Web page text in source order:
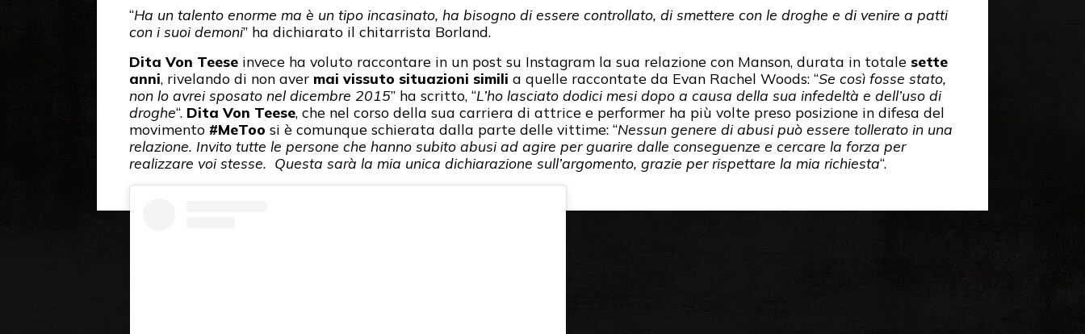
“Ha un talento enorme ma è un tipo incasinato, ha bisogno di essere controllato, di smettere con le droghe e di venire a patti
con i suoi demoni” ha dichiarato il chitarrista Borland.
Dita Von Teese invece ha voluto raccontare in un post su Instagram la sua relazione con Manson, durata in totale sette
anni, rivelando di non aver mai vissuto situazioni simili a quelle raccontate da Evan Rachel Woods: “Se così fosse stato,
non lo avrei sposato nel dicembre 2015” ha scritto, “L’ho lasciato dodici mesi dopo a causa della sua infedeltà e dell’uso di
droghe“. Dita Von Teese, che nel corso della sua carriera di attrice e performer ha più volte preso posizione in difesa del
movimento #MeToo si è comunque schierata dalla parte delle vittime: “Nessun genere di abusi può essere tollerato in una
relazione. Invito tutte le persone che hanno subito abusi ad agire per guarire dalle conseguenze e cercare la forza per
realizzare voi stesse. Questa sarà la mia unica dichiarazione sull’argomento, grazie per rispettare la mia richiesta“.